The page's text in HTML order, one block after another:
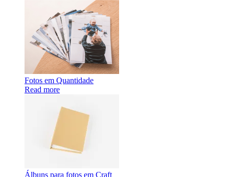
Fotos em Quantidade
Read more
Álbuns para fotos em Craft